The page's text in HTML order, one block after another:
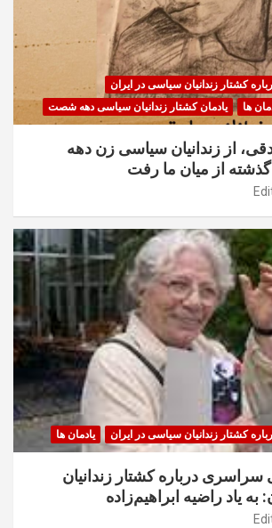
کشتار زندانیان سیاسی در ایران
ها یادمان کشتار زندانیان سیاسی دهه شصت
از زندانیان سیاسی زن دهه
از میان ما رفت
کشتار زندانیان سیاسی در ایران یادمان ها
سراسری درباره کشتار زندانیان
یاد راضیه ابراهیم‌زاده